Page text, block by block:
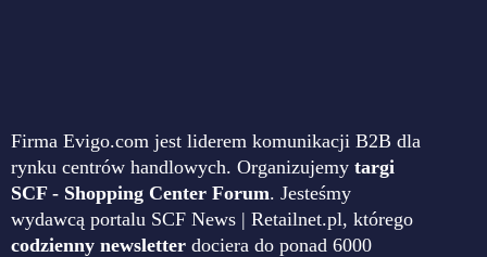
Firma Evigo.com jest liderem komunikacji B2B dla
rynku centrów handlowych. Organizujemy targi
SCF - Shopping Center Forum. Jesteśmy
wydawcą portalu SCF News | Retailnet.pl, którego
codzienny newsletter dociera do ponad 6000